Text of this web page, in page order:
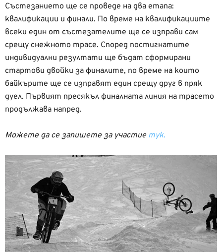
Състезанието ще се проведе на два етапа:
квалификации и финали. По време на квалификациите
всеки един от състезателите ще се изправи сам
срещу снежното трасе. Според постигнатите
индивидуални резултати ще бъдат сформирани
стартови двойки за финалите, по време на които
байкърите ще се изправят един срещу друг в пряк
дуел. Първият пресякъл финалната линия на трасето
продължава напред.
Можете да се запишете за участие тук.